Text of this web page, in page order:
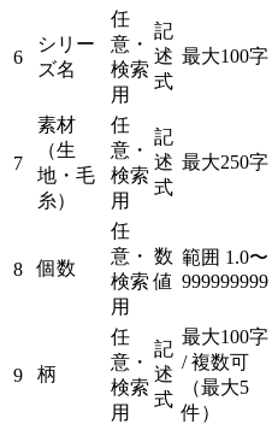
6
シリー
ズ名
任
意・
検索
用
記
述
式
最大100字
7
素材
（生
地・毛
糸）
任
意・
検索
用
記
述
式
最大250字
8 個数
任
意・
検索
用
数
値
範囲 1.0〜
999999999
9 柄
任
意・
検索
用
記
述
式
最大100字
/ 複数可
（最大5
件）